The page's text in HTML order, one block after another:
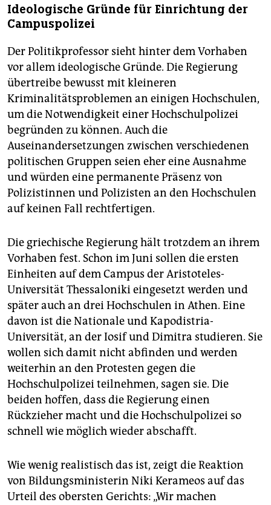
Ideologische Gründe für Einrichtung der
Campuspolizei
Der Politikprofessor sieht hinter dem Vorhaben
vor allem ideologische Gründe. Die Regierung
übertreibe bewusst mit kleineren
Kriminalitätsproblemen an einigen Hochschulen,
um die Notwendigkeit einer Hochschulpolizei
begründen zu können. Auch die
Auseinandersetzungen zwischen verschiedenen
politischen Gruppen seien eher eine Ausnahme
und würden eine permanente Präsenz von
Polizistinnen und Polizisten an den Hochschulen
auf keinen Fall rechtfertigen.
Die griechische Regierung hält trotzdem an ihrem
Vorhaben fest. Schon im Juni sollen die ersten
Einheiten auf dem Campus der Aristoteles-
Universität Thessaloniki eingesetzt werden und
später auch an drei Hochschulen in Athen. Eine
davon ist die Nationale und Kapodistria-
Universität, an der Iosif und Dimitra studieren. Sie
wollen sich damit nicht abfinden und werden
weiterhin an den Protesten gegen die
Hochschulpolizei teilnehmen, sagen sie. Die
beiden hoffen, dass die Regierung einen
Rückzieher macht und die Hochschulpolizei so
schnell wie möglich wieder abschafft.
Wie wenig realistisch das ist, zeigt die Reaktion
von Bildungsministerin Niki Kerameos auf das
Urteil des obersten Gerichts: „Wir machen